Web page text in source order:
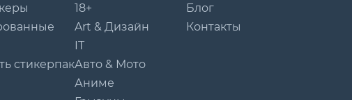
стикерпак
18+
Art & Дизайн
IT
Авто & Мото
Аниме
Блог
Контакты